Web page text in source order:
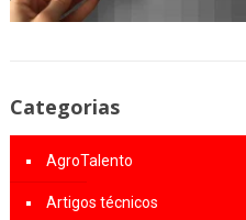
Categorias
AgroTalento
Artigos técnicos